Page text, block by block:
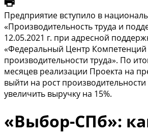
Предприятие вступило в
«Производительность труда и
12.05.2021 г. при адресной
«Федеральный Центр Компетенций
производительности труда». По
месяцев реализации Проекта на
выйти на рост производительности
увеличить выручку на 15%.
«Выбор-СПб»: